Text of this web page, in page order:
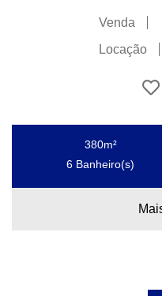
Venda
Locação
380m²
6 Banheiro(s)